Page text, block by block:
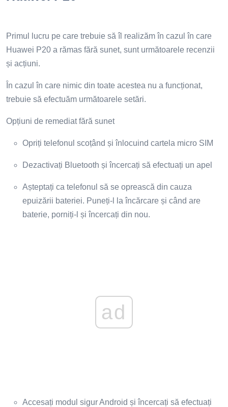
Primul lucru pe care trebuie să îl realizăm în cazul în care
Huawei P20 a rămas fără sunet, sunt următoarele recenzii
și acțiuni.
În cazul în care nimic din toate acestea nu a funcționat,
trebuie să efectuăm următoarele setări.
Opțiuni de remediat fără sunet
Opriți telefonul scoțând și înlocuind cartela micro SIM
Dezactivați Bluetooth și încercați să efectuați un apel
Așteptați ca telefonul să se oprească din cauza
epuizării bateriei. Puneți-l la încărcare și când are
baterie, porniți-l și încercați din nou.
ad
Accesați modul sigur Android și încercați să efectuați